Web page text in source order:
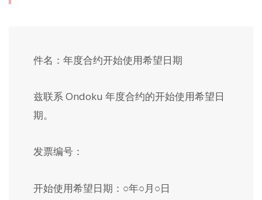
件名：年度合约开始使用希望日期
兹联系 Ondoku 年度合约的开始使用希望日
期。
发票编号：
开始使用希望日期：○年○月○日